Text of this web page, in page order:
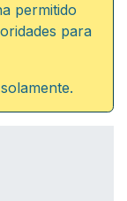
permitido
para